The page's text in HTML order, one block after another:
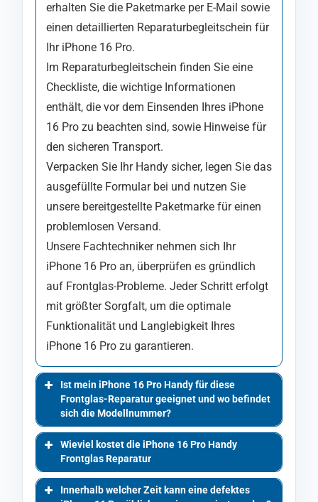
erhalten Sie die Paketmarke per E-Mail sowie
einen detaillierten Reparaturbegleitschein für
Ihr iPhone 16 Pro.
Im Reparaturbegleitschein finden Sie eine
Checkliste, die wichtige Informationen
enthält, die vor dem Einsenden Ihres iPhone
16 Pro zu beachten sind, sowie Hinweise für
den sicheren Transport.
Verpacken Sie Ihr Handy sicher, legen Sie das
ausgefüllte Formular bei und nutzen Sie
unsere bereitgestellte Paketmarke für einen
problemlosen Versand.
Unsere Fachtechniker nehmen sich Ihr
iPhone 16 Pro an, überprüfen es gründlich
auf Frontglas-Probleme. Jeder Schritt erfolgt
mit größter Sorgfalt, um die optimale
Funktionalität und Langlebigkeit Ihres
iPhone 16 Pro zu garantieren.
Ist mein iPhone 16 Pro Handy für diese
Frontglas-Reparatur geeignet und wo befindet
sich die Modellnummer?
Wieviel kostet die iPhone 16 Pro Handy
Frontglas Reparatur
Innerhalb welcher Zeit kann eine defektes